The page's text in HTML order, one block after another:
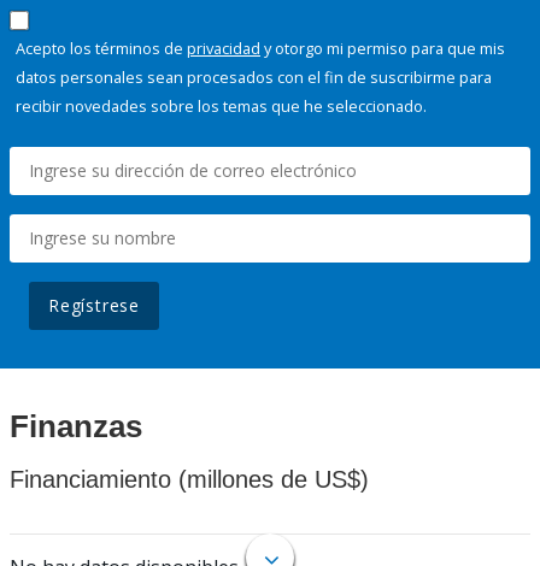
Acepto los términos de privacidad y otorgo mi permiso para que mis
datos personales sean procesados con el fin de suscribirme para
recibir novedades sobre los temas que he seleccionado.
Regístrese
Finanzas
Financiamiento (millones de US$)